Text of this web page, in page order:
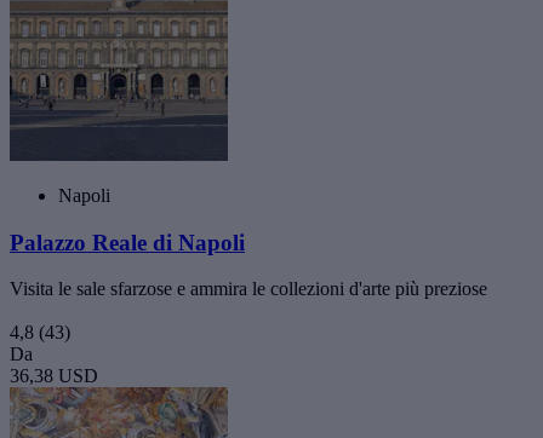
Napoli
Palazzo Reale di Napoli
Visita le sale sfarzose e ammira le collezioni d'arte più preziose
4,8 (43)
Da
36,38 USD